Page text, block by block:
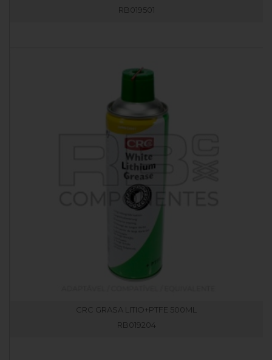
RB019501
CRC GRASA LITIO+PTFE 500ML
RB019204